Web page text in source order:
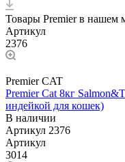
Товары Premier в нашем
Артикул
2376
Premier CAT
Premier Cat 8кг
индейкой для кошек)
В наличии
Артикул 2376
Артикул
3014